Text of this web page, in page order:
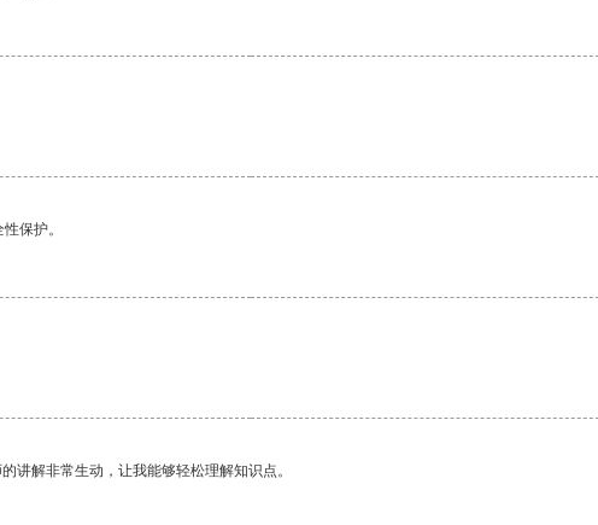
保护。
讲解非常生动，让我能够轻松理解知识点。